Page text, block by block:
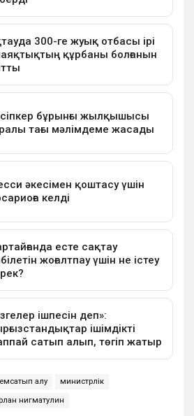
алу министрлік
нигматулин